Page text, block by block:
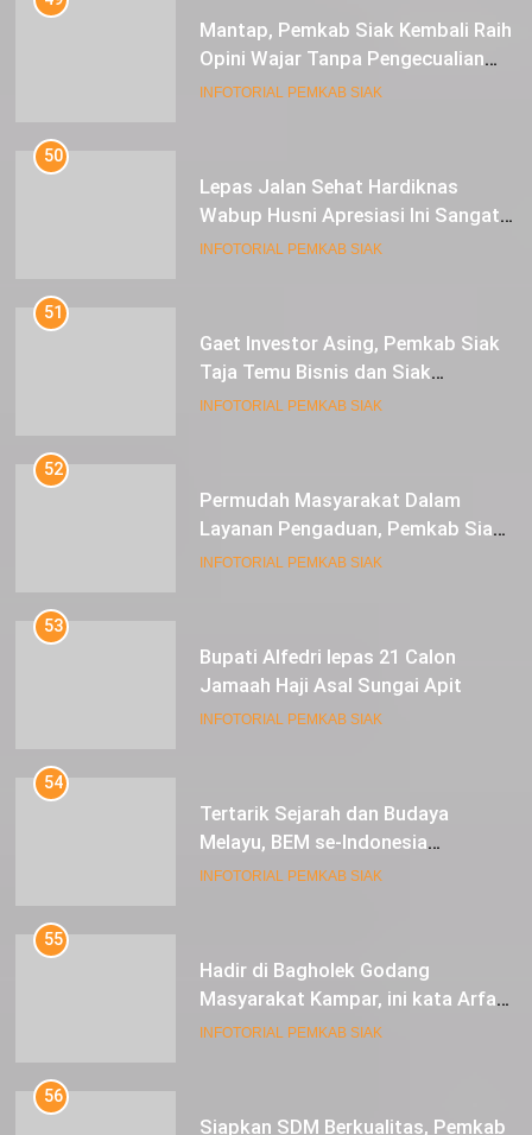
Mantap, Pemkab Siak Kembali Raih
Opini Wajar Tanpa Pengecualian
ke-13 Dari BPK RI.
INFOTORIAL PEMKAB SIAK
50
Lepas Jalan Sehat Hardiknas
Wabup Husni Apresiasi Ini Sangat
Luar Biasa
INFOTORIAL PEMKAB SIAK
51
Gaet Investor Asing, Pemkab Siak
Taja Temu Bisnis dan Siak
Expoversary 2024
INFOTORIAL PEMKAB SIAK
52
Permudah Masyarakat Dalam
Layanan Pengaduan, Pemkab Siak
Luncurkan Aplikasi SIP PUAN
INFOTORIAL PEMKAB SIAK
53
Bupati Alfedri lepas 21 Calon
Jamaah Haji Asal Sungai Apit
INFOTORIAL PEMKAB SIAK
54
Tertarik Sejarah dan Budaya
Melayu, BEM se-Indonesia
Berkunjung ke Kabupaten Siak
INFOTORIAL PEMKAB SIAK
55
Hadir di Bagholek Godang
Masyarakat Kampar, ini kata Arfan
Usman
INFOTORIAL PEMKAB SIAK
56
Siapkan SDM Berkualitas, Pemkab